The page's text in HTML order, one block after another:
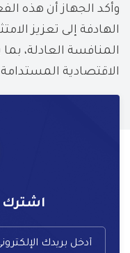
وأكد الجهاز أن هذه
الهادفة إلى تعزيز
المنافسة العادلة،
الاقتصادية
اشترك